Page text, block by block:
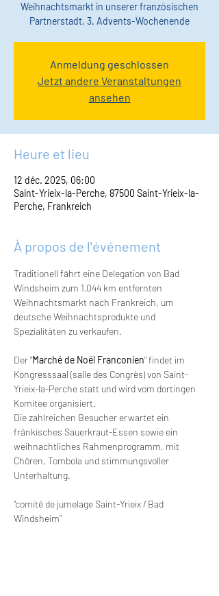
Weihnachtsmarkt in unserer französischen
Partnerstadt, 3. Advents-Wochenende
Anmeldung geschlossen
Jetzt andere Veranstaltungen
ansehen
Heure et lieu
12 déc. 2025, 06:00
Saint-Yrieix-la-Perche, 87500 Saint-Yrieix-la-
Perche, Frankreich
À propos de l'événement
Traditionell fährt eine Delegation von Bad
Windsheim zum 1.044 km entfernten
Weihnachtsmarkt nach Frankreich, um
deutsche Weihnachtsprodukte und
Spezialitäten zu verkaufen.
Der "Marchéde Noël Franconien" findet im
Kongresssaal (salle des Congrès) von Saint-
Yrieix-la-Perche statt und wird vom dortingen
Komitee organisiert.
Die zahlreichen Besucher erwartet ein
fränkisches Sauerkraut-Essen sowie ein
weihnachtliches Rahmenprogramm, mit
Chören, Tombola und stimmungsvoller
Unterhaltung.
"comité de jumelage Saint-Yrieix / Bad
Windsheim"